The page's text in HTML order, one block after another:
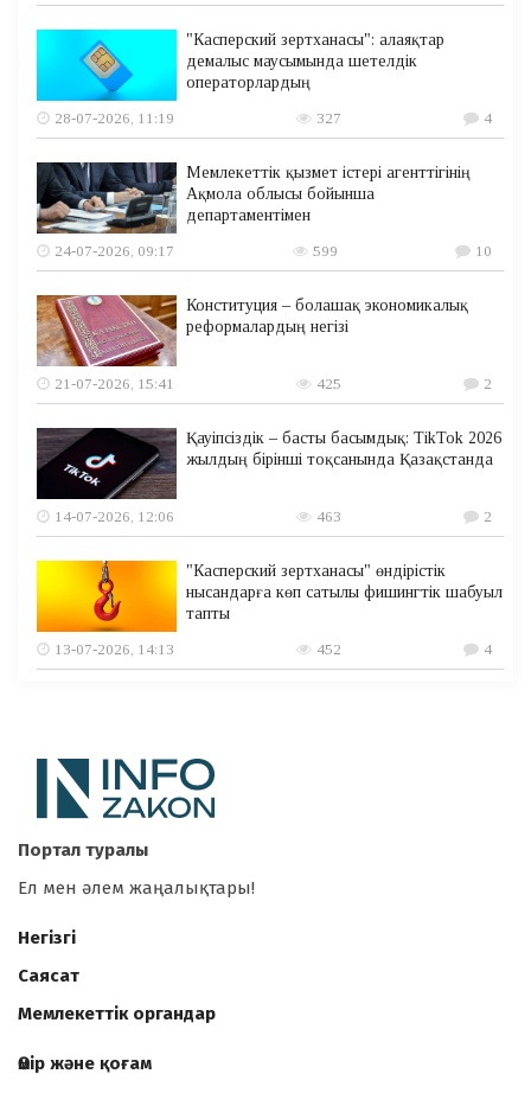
"Касперский зертханасы": алаяқтар
демалыс маусымында шетелдік
операторлардың
28-07-2026, 11:19
327 4
Мемлекеттік қызмет істері агенттігінің
Ақмола облысы бойынша
департаментімен
24-07-2026, 09:17
599 10
Конституция – болашақ экономикалық
реформалардың негізі
21-07-2026, 15:41 425 2
Қауіпсіздік – басты басымдық: TikTok 2026
жылдың бірінші тоқсанында Қазақстанда
14-07-2026, 12:06 463 2
"Касперский зертханасы" өндірістік
нысандарға көп сатылы фишингтік шабуыл
тапты
13-07-2026, 14:13
452 4
Портал туралы
Ел мен әлем жаңалықтары!
Негізгі
Саясат
Мемлекеттік органдар
Өмір және қоғам